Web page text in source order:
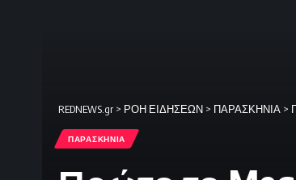
REDNEWS.gr > ΡΟΗ ΕΙΔΗΣΕΩΝ > ΠΑΡΑΣΚΗΝΙΑ >
ΠΑΡΑΣΚΗΝΙΑ